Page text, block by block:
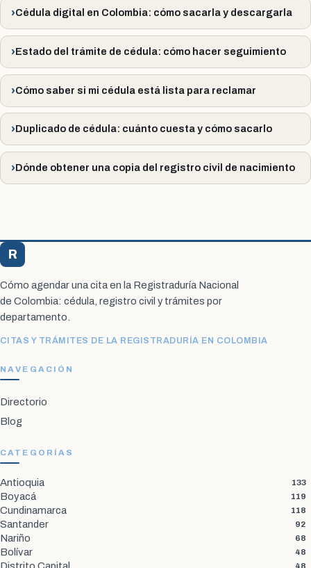
Cédula digital en Colombia: cómo sacarla y descargarla
Estado del trámite de cédula: cómo hacer seguimiento
Cómo saber si mi cédula está lista para reclamar
Duplicado de cédula: cuánto cuesta y cómo sacarlo
Dónde obtener una copia del registro civil de nacimiento
R
Cómo agendar una cita en la Registraduría Nacional
de Colombia: cédula, registro civil y trámites por
departamento.
CITAS Y TRÁMITES DE LA REGISTRADURÍA EN COLOMBIA
NAVEGACIÓN
Directorio
Blog
CATEGORÍAS
Antioquia 133
Boyacá 119
Cundinamarca 118
Santander 92
Nariño 68
Bolívar 48
48